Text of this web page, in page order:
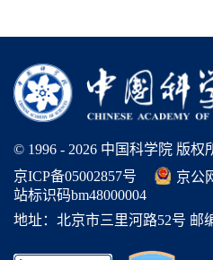
© 1996 - 2026 中国科学院 版权
京ICP备05002857号
京公
站标识码bm48000004
地址：北京市三里河路52号 邮